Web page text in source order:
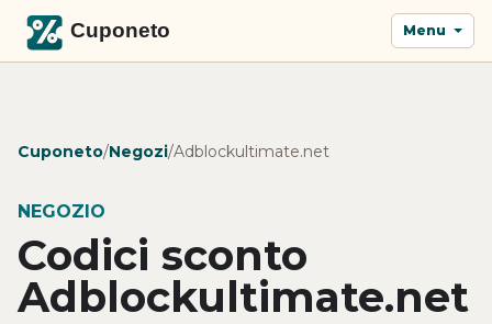
Menu
Cuponeto/Negozi/Adblockultimate.net
NEGOZIO
Codici sconto
Adblockultimate.net